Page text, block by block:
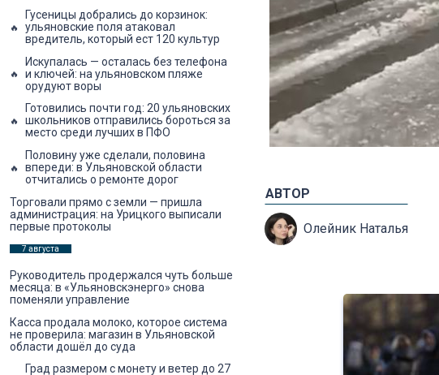
АВТОР
Олейник Наталья
Гусеницы добрались до корзинок:
ульяновские поля атаковал
вредитель, который ест 120 культур
Искупалась — осталась без телефона
и ключей: на ульяновском пляже
орудуют воры
Готовились почти год: 20 ульяновских
школьников отправились бороться за
место среди лучших в ПФО
Половину уже сделали, половина
впереди: в Ульяновской области
отчитались о ремонте дорог
Торговали прямо с земли — пришла
администрация: на Урицкого выписали
первые протоколы
7 августа
Руководитель продержался чуть больше
месяца: в «Ульяновскэнерго» снова
поменяли управление
Касса продала молоко, которое система
не проверила: магазин в Ульяновской
области дошёл до суда
Град размером с монету и ветер до 27